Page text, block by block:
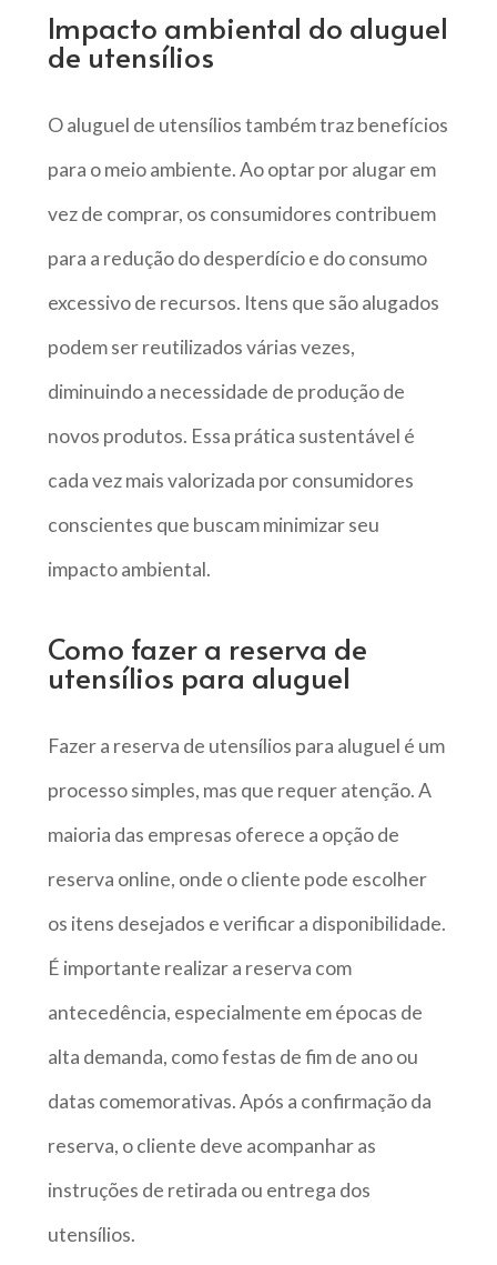
Impacto ambiental do aluguel
de utensílios
O aluguel de utensílios também traz benefícios
para o meio ambiente. Ao optar por alugar em
vez de comprar, os consumidores contribuem
para a redução do desperdício e do consumo
excessivo de recursos. Itens que são alugados
podem ser reutilizados várias vezes,
diminuindo a necessidade de produção de
novos produtos. Essa prática sustentável é
cada vez mais valorizada por consumidores
conscientes que buscam minimizar seu
impacto ambiental.
Como fazer a reserva de
utensílios para aluguel
Fazer a reserva de utensílios para aluguel é um
processo simples, mas que requer atenção. A
maioria das empresas oferece a opção de
reserva online, onde o cliente pode escolher
os itens desejados e verificar a disponibilidade.
É importante realizar a reserva com
antecedência, especialmente em épocas de
alta demanda, como festas de fim de ano ou
datas comemorativas. Após a confirmação da
reserva, o cliente deve acompanhar as
instruções de retirada ou entrega dos
utensílios.